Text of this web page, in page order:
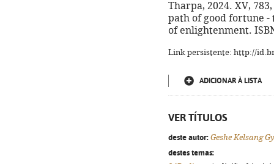
Tharpa, 2024. XV,
path of good fortune -
of enlightenment.
Link persistente: http://
ADICIONAR À LISTA
VER TÍTULOS
deste autor: Geshe Kelsang
destes temas: